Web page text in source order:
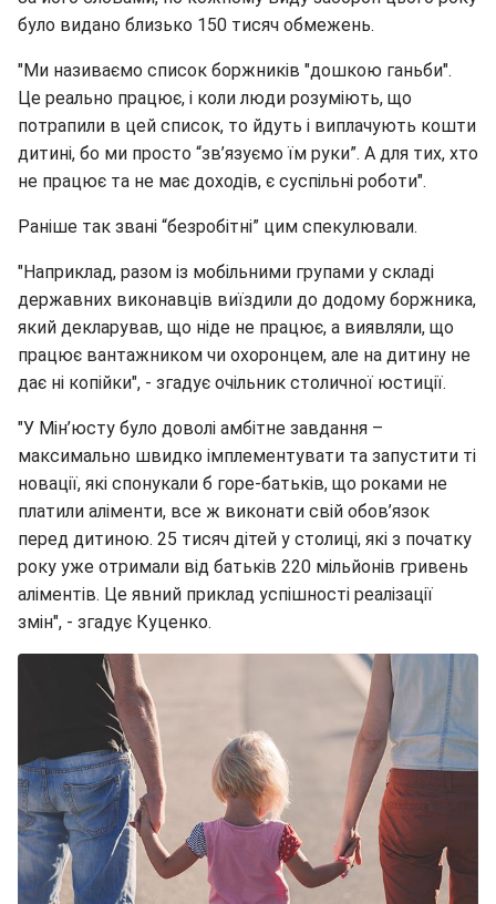
було видано близько 150 тисяч обмежень.
"Ми називаємо список боржників "дошкою ганьби".
Це реально працює, і коли люди розуміють, що
потрапили в цей список, то йдуть і виплачують кошти
дитині, бо ми просто “зв’язуємо їм руки”. А для тих, хто
не працює та не має доходів, є суспільні роботи".
Раніше так звані “безробітні” цим спекулювали.
"Наприклад, разом із мобільними групами у складі
державних виконавців виїздили до додому боржника,
який декларував, що ніде не працює, а виявляли, що
працює вантажником чи охоронцем, але на дитину не
дає ні копійки", - згадує очільник столичної юстиції.
"У Мін’юсту було доволі амбітне завдання –
максимально швидко імплементувати та запустити ті
новації, які спонукали б горе-батьків, що роками не
платили аліменти, все ж виконати свій обов’язок
перед дитиною. 25 тисяч дітей у столиці, які з початку
року уже отримали від батьків 220 мільйонів гривень
аліментів. Це явний приклад успішності реалізації
змін", - згадує Куценко.